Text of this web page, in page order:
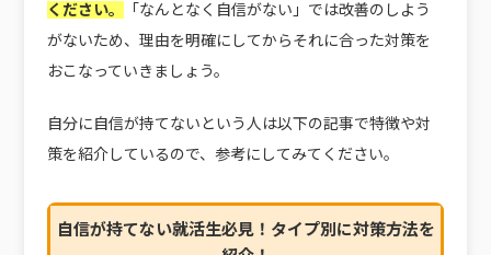
ください。
「なんとなく自信がない」では改善のしよう
がないため、理由を明確にしてからそれに合った対策を
おこなっていきましょう。
自分に自信が持てないという人は以下の記事で特徴や対
策を紹介しているので、参考にしてみてください。
自信が持てない就活生必見！タイプ別に対策方法を